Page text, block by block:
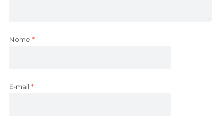
Nome *
E-mail *